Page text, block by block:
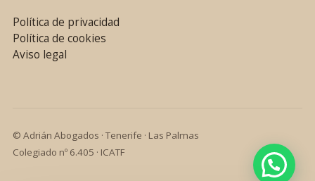
Política de privacidad
Política de cookies
Aviso legal
© Adrián Abogados · Tenerife · Las Palmas
Colegiado nº 6.405 · ICATF